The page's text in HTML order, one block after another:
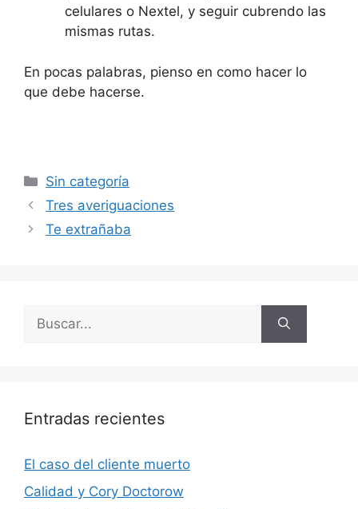
celulares o Nextel, y seguir cubrendo las
mismas rutas.
En pocas palabras, pienso en como hacer lo
que debe hacerse.
Categorías
Sin categoría
Tres averiguaciones
Te extrañaba
Buscar:
Entradas recientes
El caso del cliente muerto
Calidad y Cory Doctorow